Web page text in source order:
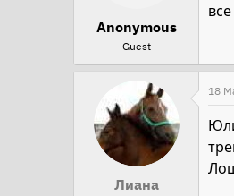
Anonymous
Guest
Лиана
18